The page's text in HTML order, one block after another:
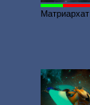
Матриархат